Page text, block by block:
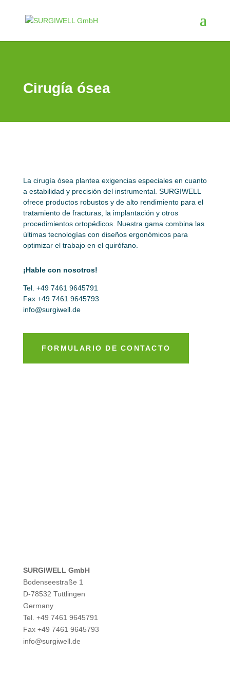
Cirugía ósea
La cirugía ósea plantea exigencias especiales en cuanto
a estabilidad y precisión del instrumental. SURGIWELL
ofrece productos robustos y de alto rendimiento para el
tratamiento de fracturas, la implantación y otros
procedimientos ortopédicos. Nuestra gama combina las
últimas tecnologías con diseños ergonómicos para
optimizar el trabajo en el quirófano.
¡Hable con nosotros!
Tel. +49 7461 9645791
Fax +49 7461 9645793
info@surgiwell.de
FORMULARIO DE CONTACTO
SURGIWELL GmbH
Bodenseestraße 1
D-78532 Tuttlingen
Germany
Tel. +49 7461 9645791
Fax +49 7461 9645793
info@surgiwell.de